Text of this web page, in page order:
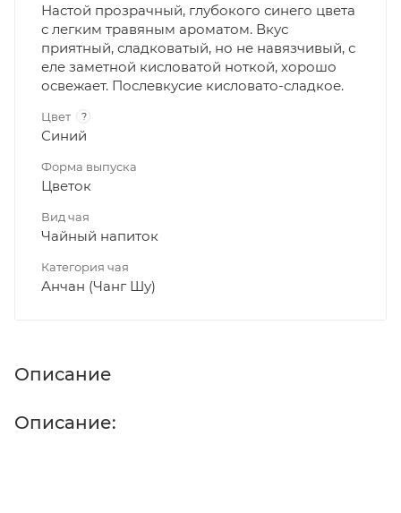
Настой прозрачный, глубокого синего цвета
с легким травяным ароматом. Вкус
приятный, сладковатый, но не навязчивый, с
еле заметной кисловатой ноткой, хорошо
освежает. Послевкусие кисловато-сладкое.
Цвет ?
Синий
Форма выпуска
Цветок
Вид чая
Чайный напиток
Категория чая
Анчан (Чанг Шу)
Описание
Описание: